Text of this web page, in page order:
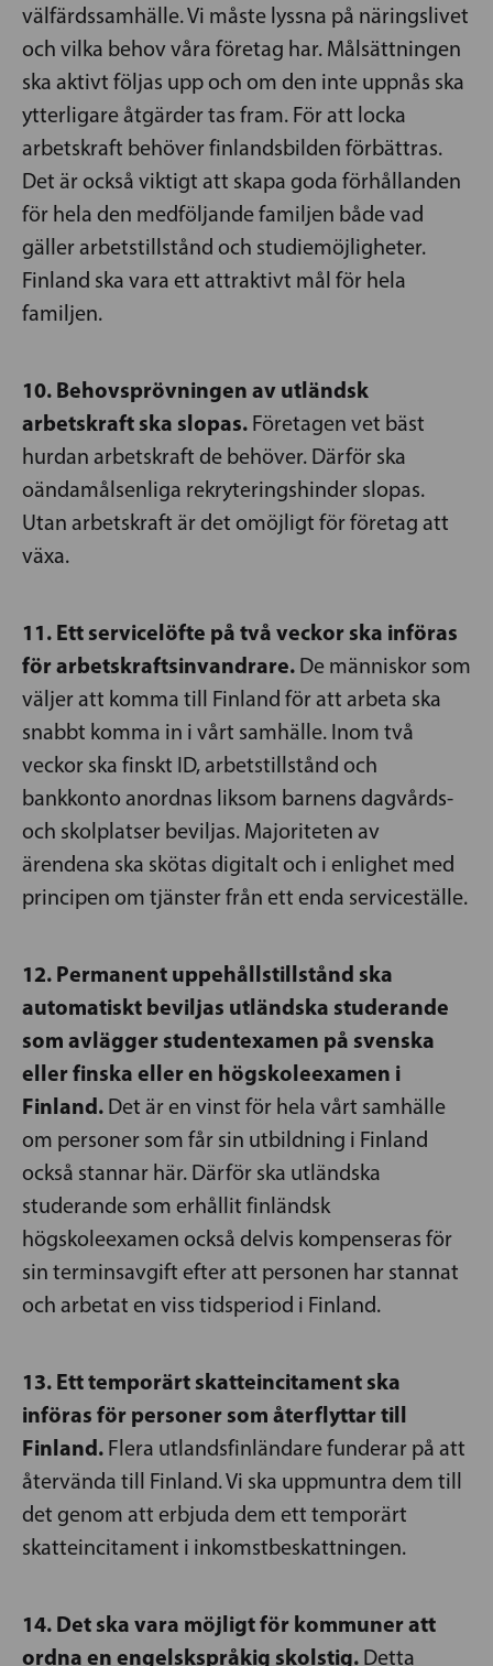
välfärdssamhälle. Vi måste lyssna på näringslivet
och vilka behov våra företag har. Målsättningen
ska aktivt följas upp och om den inte uppnås ska
ytterligare åtgärder tas fram. För att locka
arbetskraft behöver finlandsbilden förbättras.
Det är också viktigt att skapa goda förhållanden
för hela den medföljande familjen både vad
gäller arbetstillstånd och studiemöjligheter.
Finland ska vara ett attraktivt mål för hela
familjen.
10. Behovsprövningen av utländsk
arbetskraft ska slopas. Företagen vet bäst
hurdan arbetskraft de behöver. Därför ska
oändamålsenliga rekryteringshinder slopas.
Utan arbetskraft är det omöjligt för företag att
växa.
11. Ett servicelöfte på två veckor ska införas
för arbetskraftsinvandrare. De människor som
väljer att komma till Finland för att arbeta ska
snabbt komma in i vårt samhälle. Inom två
veckor ska finskt ID, arbetstillstånd och
bankkonto anordnas liksom barnens dagvårds-
och skolplatser beviljas. Majoriteten av
ärendena ska skötas digitalt och i enlighet med
principen om tjänster från ett enda service­ställe.
12. Permanent uppehållstillstånd ska
automatiskt beviljas utländska studerande
som avlägger studentexamen på svenska
eller finska eller en högskoleexamen i
Finland. Det är en vinst för hela vårt samhälle
om personer som får sin utbildning i Finland
också stannar här. Därför ska utländska
studerande som erhållit finländsk
högskoleexamen också delvis kompenseras för
sin terminsavgift efter att personen har stannat
och arbetat en viss tidsperiod i Finland.
13. Ett temporärt skatteincitament ska
införas för personer som återflyttar till
Finland. Flera utlandsfinländare funderar på att
återvända till Finland. Vi ska uppmuntra dem till
det genom att erbjuda dem ett temporärt
skatteincitament i inkomstbeskattningen.
14. Det ska vara möjligt för kommuner att
ordna en engelskspråkig skolstig. Detta